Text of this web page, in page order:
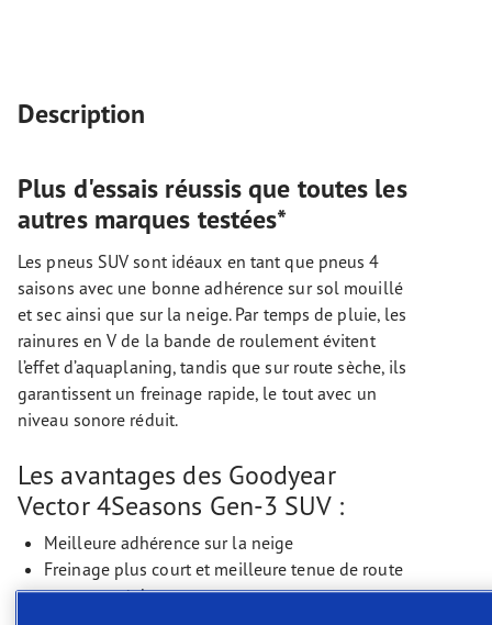
Description
Plus d'essais réussis que toutes les
autres marques testées*
Les pneus SUV sont idéaux en tant que pneus 4
saisons avec une bonne adhérence sur sol mouillé
et sec ainsi que sur la neige. Par temps de pluie, les
rainures en V de la bande de roulement évitent
l’effet d’aquaplaning, tandis que sur route sèche, ils
garantissent un freinage rapide, le tout avec un
niveau sonore réduit.
Les avantages des Goodyear
Vector 4Seasons Gen-3 SUV :
Meilleure adhérence sur la neige
Freinage plus court et meilleure tenue de route
sur route sèche